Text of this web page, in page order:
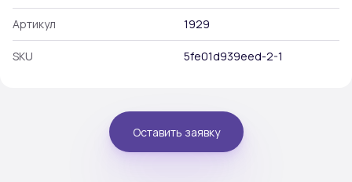
Артикул 1929
SKU 5fe01d939eed-2-1
Оставить заявку